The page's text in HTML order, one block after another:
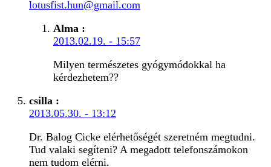
lotusfist.hun@gmail.com
Alma :
2013.02.19. - 15:57
Milyen természetes gyógymódokkal ha
kérdezhetem??
csilla :
2013.05.30. - 13:12
Dr. Balog Cicke elérhetőségét szeretném megtudni.
Tud valaki segíteni? A megadott telefonszámokon
nem tudom elérni.